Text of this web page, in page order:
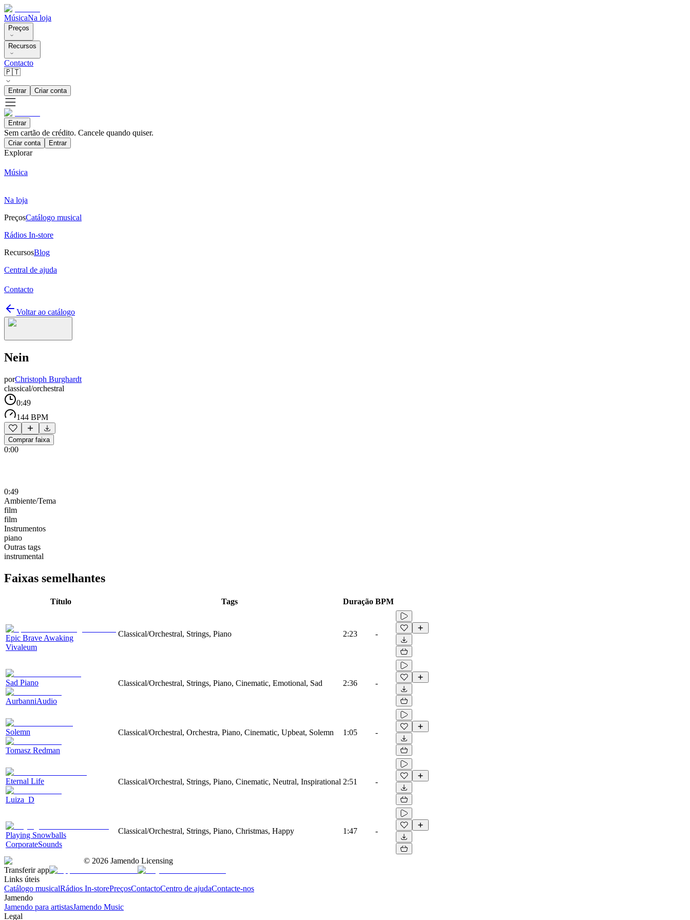
MúsicaNa loja
Preços
Recursos
Contacto
🇵🇹
Entrar Criar conta
Entrar
Sem cartão de crédito. Cancele quando quiser.
Criar conta Entrar
Explorar
Música
Na loja
PreçosCatálogo musical
Rádios In-store
RecursosBlog
Central de ajuda
Contacto
Voltar ao catálogo
Nein
porChristoph Burghardt
classical/orchestral
0:49
144 BPM
Comprar faixa
0:00
0:49
Ambiente/Tema
film
film
Instrumentos
piano
Outras tags
instrumental
Faixas semelhantes
Título Tags Duração BPM
Epic Brave Awaking
Vivaleum
Classical/Orchestral, Strings, Piano 2:23 -
Sad Piano
AurbanniAudio
Classical/Orchestral, Strings, Piano, Cinematic, Emotional, Sad 2:36 -
Solemn
Tomasz Redman
Classical/Orchestral, Orchestra, Piano, Cinematic, Upbeat, Solemn 1:05 -
Eternal Life
Luiza_D
Classical/Orchestral, Strings, Piano, Cinematic, Neutral, Inspirational 2:51 -
Playing Snowballs
CorporateSounds
Classical/Orchestral, Strings, Piano, Christmas, Happy 1:47 -
© 2026 Jamendo Licensing
Transferir app
Links úteis
Catálogo musicalRádios In-storePreçosContactoCentro de ajudaContacte-nos
Jamendo
Jamendo para artistasJamendo Music
Legal